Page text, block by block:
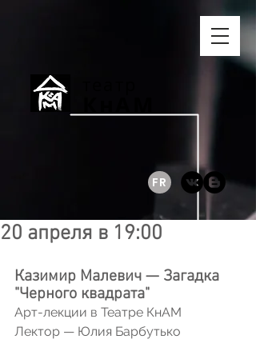
FR
20 апреля в 19:00
Казимир Малевич — Загадка
"Черного квадрата"
Арт-лекции в Театре КнАМ
Лектор — Юлия Барбутько